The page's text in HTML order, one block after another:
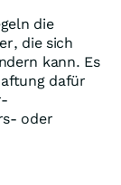
die
die sich
kann. Es
dafür
oder